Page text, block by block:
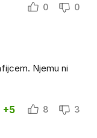
0 0
Njemu ni
+5 8 3